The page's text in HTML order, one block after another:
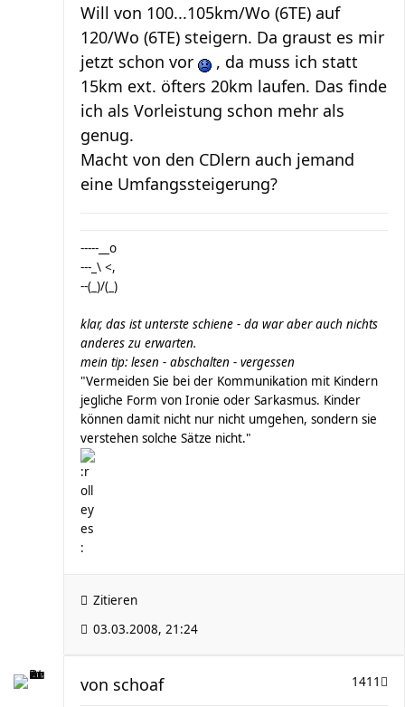
Will von 100...105km/Wo (6TE) auf
120/Wo (6TE) steigern. Da graust es mir
jetzt schon vor
, da muss ich statt
15km ext. öfters 20km laufen. Das finde
ich als Vorleistung schon mehr als
genug.
Macht von den CDlern auch jemand
eine Umfangssteigerung?
-----__o
---_\ <,
--(_)/(_)
klar, das ist unterste schiene - da war aber auch nichts
anderes zu erwarten.
mein tip: lesen - abschalten - vergessen
"Vermeiden Sie bei der Kommunikation mit Kindern
jegliche Form von Ironie oder Sarkasmus. Kinder
können damit nicht nur nicht umgehen, sondern sie
verstehen solche Sätze nicht."
Zitieren
03.03.2008, 21:24
1411
von schoaf